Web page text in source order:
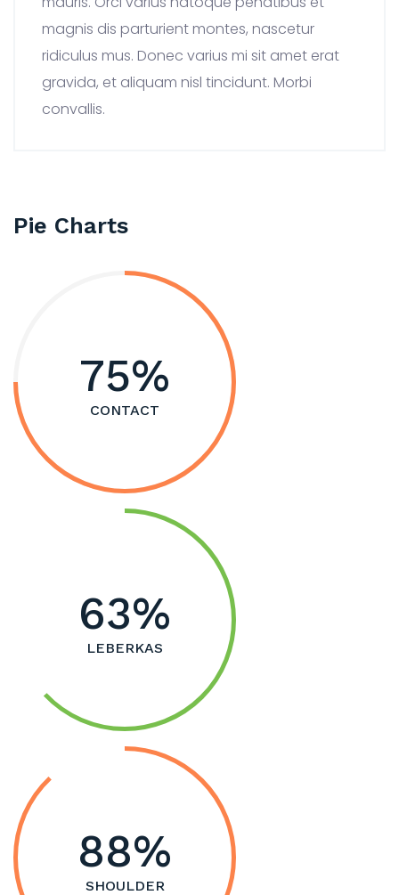
magnis dis parturient montes, nascetur
ridiculus mus. Donec varius mi sit amet erat
gravida, et aliquam nisl tincidunt. Morbi
convallis.
Pie Charts
75
CONTACT
63
LEBERKAS
88
SHOULDER